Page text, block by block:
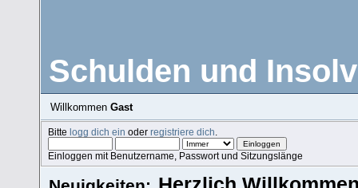
Schulden und
Willkommen Gast
Bittelogg dich ein oderregistriere dich
Einloggen mit Benutzername, Passwort und Sitzungslänge